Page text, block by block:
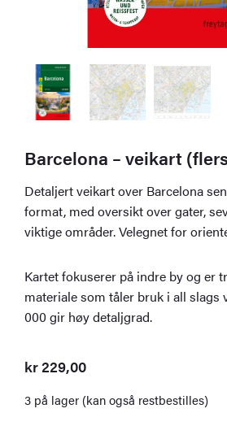
Barcelona – veikart
Detaljert veikart over Barcelona
format, med oversikt over gater,
viktige områder. Velegnet for
Kartet fokuserer på indre by og er
materiale som tåler bruk i all slags
000 gir høy detaljgrad.
kr229,00
3 på lager (kan også restbestilles)